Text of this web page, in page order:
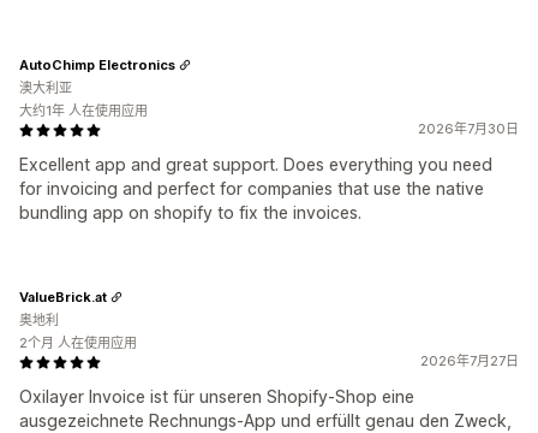
2026年7月30日
Excellent app and great support. Does everything you need
for invoicing and perfect for companies that use the native
bundling app on shopify to fix the invoices.
AutoChimp Electronics
澳大利亚
大约1年 人在使用应用
2026年7月27日
Oxilayer Invoice ist für unseren Shopify-Shop eine
ausgezeichnete Rechnungs-App und erfüllt genau den Zweck,
ValueBrick.at
奥地利
2个月 人在使用应用